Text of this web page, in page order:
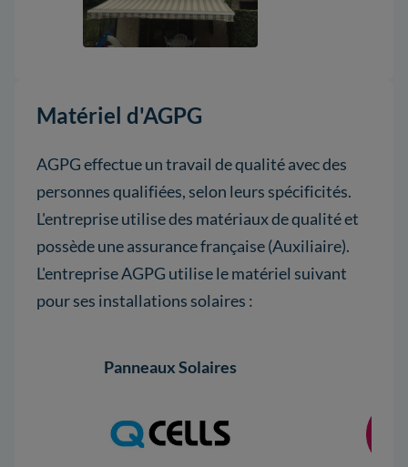
Matériel d'AGPG
AGPG effectue un travail de qualité avec des
personnes qualifiées, selon leurs spécificités.
L'entreprise utilise des matériaux de qualité et
possède une assurance française (Auxiliaire).
L'entreprise AGPG utilise le matériel suivant
pour ses installations solaires :
Panneaux Solaires